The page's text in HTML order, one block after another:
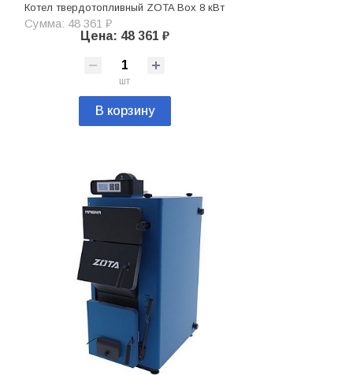
Котел твердотопливный ZOTA Box 8 кВт
Сумма: 48 361 ₽
Цена: 48 361 ₽
шт
В корзину